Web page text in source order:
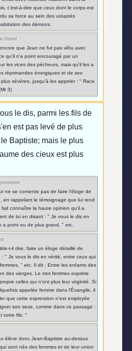
c'est-à-dire que ceux dont le corps est
sa force au sein des voluptés
des démons.
Grand
que Jean ne fut pas vêtu avec
qu'il n'a point encouragé par un
les vices des pécheurs, mais qu'il les a
réprimandes énergiques et de ses
sévères, jusqu'à les appeler : " Race
3)
le dis, parmi les fils de
est pas levé de plus
Baptiste; mais le plus
des cieux est plus
ne se contente pas de faire l'éloge de
en rappelant le témoignage que lui rend
fait connaître la haute opinion qu'il a
de lui en disant : " Je vous le dis en
a point eu de plus grand, " etc.
t-il dire, faire un éloge détaillé de
: " Je vous le dis en vérité, entre ceux qui
" etc. Il dit : Entre les enfants des
des vierges. Le mot femmes exprime
celles qui n'ont plus leur virginité. Si
appelée femme dans l'Évangile, il
que cette expression n'est employée
son sexe, comme dans ce passage :
votre fils. "
élève donc Jean-Baptiste au-dessus
sont nés des femmes et de leur union